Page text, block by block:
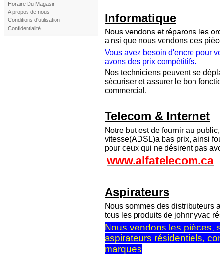
Horaire Du Magasin
A propos de nous
Conditions d'utilisation
Confidentialité
Informatique
Nous vendons et réparons les
ainsi que nous vendons des
Vous avez besoin d'encre pour
avons des prix compétitifs.
Nos techniciens peuvent se
sécuriser et assurer le bon
commercial.
Telecom & Internet
Notre but est de fournir au
vitesse(ADSL)a bas prix, ainsi
pour ceux qui ne désirent pas
www.alfatelecom.ca
Aspirateurs
Nous sommes des distributeurs
tous les produits de johnnyvac
Nous vendons les pièces,
aspirateurs résidentiels,
marques